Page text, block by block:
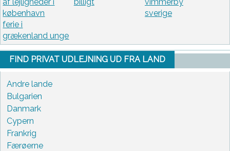
af lejligheder i
københavn
ferie i
grækenland unge
billigt
vimmerby
sverige
FIND PRIVAT UDLEJNING UD FRA LAND
Andre lande
Bulgarien
Danmark
Cypern
Frankrig
Færøerne